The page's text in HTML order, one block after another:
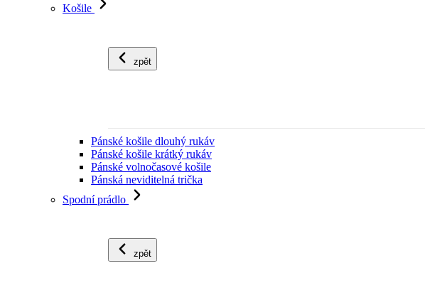
Košile
zpět
Pánské košile dlouhý rukáv
Pánské košile krátký rukáv
Pánské volnočasové košile
Pánská neviditelná trička
Spodní prádlo
zpět